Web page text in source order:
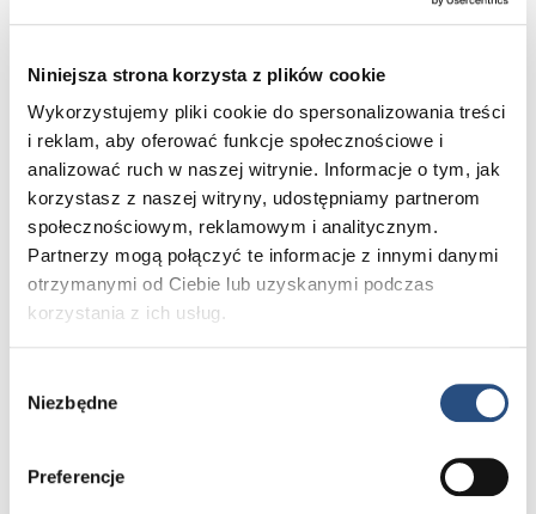
Niniejsza strona korzysta z plików cookie
Wykorzystujemy pliki cookie do spersonalizowania treści
i reklam, aby oferować funkcje społecznościowe i
analizować ruch w naszej witrynie. Informacje o tym, jak
korzystasz z naszej witryny, udostępniamy partnerom
społecznościowym, reklamowym i analitycznym.
Partnerzy mogą połączyć te informacje z innymi danymi
otrzymanymi od Ciebie lub uzyskanymi podczas
korzystania z ich usług.
zgody
Niezbędne
Preferencje
i poczuj różnicę. A jeśli już wiesz, czego szukasz,